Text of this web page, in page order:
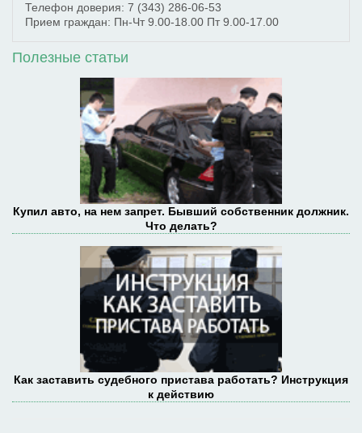
Телефон доверия: 7 (343) 286-06-53
Прием граждан: Пн-Чт 9.00-18.00 Пт 9.00-17.00
Полезные статьи
Купил авто, на нем запрет. Бывший собственник должник.
Что делать?
Как заставить судебного пристава работать? Инструкция
к действию